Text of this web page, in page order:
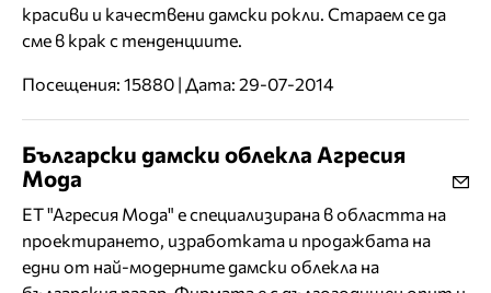
красиви и качествени дамски рокли. Стараем се да
сме в крак с тенденциите.
Посещения: 15880 | Дата: 29-07-2014
Български дамски облекла Агресия
Мода
ЕТ "Агресия Мода" е специализирана в областта на
проектирането, изработката и продажбата на
едни от най-модерните дамски облекла на